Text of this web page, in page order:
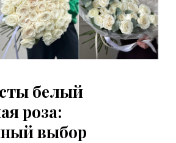
белый
роза:
выбор